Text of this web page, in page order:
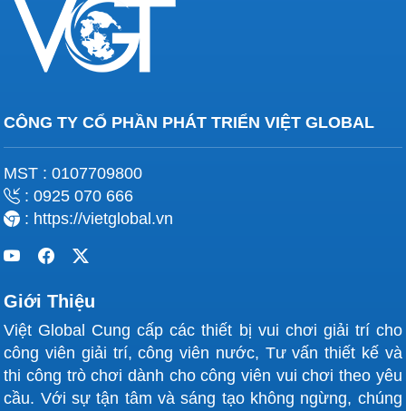
CÔNG TY CỔ PHẦN PHÁT TRIỂN VIỆT GLOBAL
MST : 0107709800
: 0925 070 666
: https://vietglobal.vn
Giới Thiệu
Việt Global Cung cấp các thiết bị vui chơi giải trí cho
công viên giải trí, công viên nước, Tư vấn thiết kế và
thi công trò chơi dành cho công viên vui chơi theo yêu
cầu. Với sự tận tâm và sáng tạo không ngừng, chúng